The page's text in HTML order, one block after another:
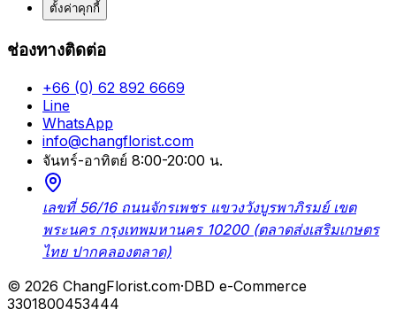
ตั้งค่าคุกกี้
ช่องทางติดต่อ
+66 (0) 62 892 6669
Line
WhatsApp
info@changflorist.com
จันทร์-อาทิตย์ 8:00-20:00 น.
เลขที่ 56/16 ถนนจักรเพชร แขวงวังบูรพาภิรมย์ เขต
พระนคร กรุงเทพมหานคร 10200 (ตลาดส่งเสริมเกษตร
ไทย ปากคลองตลาด)
© 2026 ChangFlorist.com·DBD e-Commerce
3301800453444